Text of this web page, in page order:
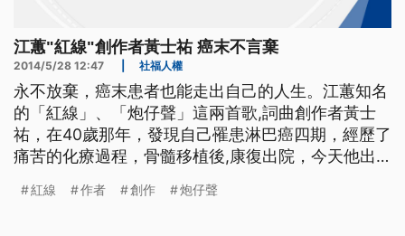
江蕙"紅線"創作者黃士祐 癌末不言棄
2014/5/28 12:47 社福人權
永不放棄，癌末患者也能走出自己的人生。江蕙知名
的「紅線」、「炮仔聲」這兩首歌,詞曲創作者黃士
祐，在40歲那年，發現自己罹患淋巴癌四期，經歷了
痛苦的化療過程，骨髓移植後,康復出院，今天他出
人心。 清唱江蕙膾炙人口的「紅線」，抗癌成功的
紅線 作者 創作 炮仔聲